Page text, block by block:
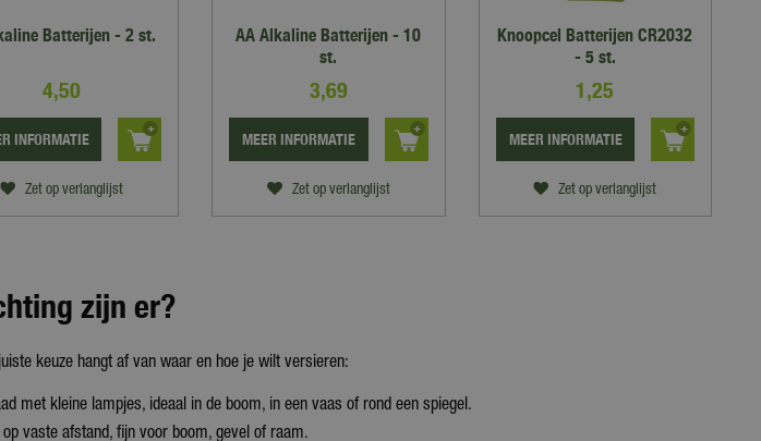
Batterijen - 2 st.
4,50
Zet op verlanglijst
INFORMATIE
AA Alkaline Batterijen - 10
st.
3,69
Zet op verlanglijst
MEER INFORMATIE
Knoopcel Batterijen CR2032
- 5 st.
1,25
Zet op verlanglijst
MEER INFORMATIE
zijn er?
keuze hangt af van waar en hoe je wilt versieren:
met kleine lampjes, ideaal in de boom, in een vaas of rond een spiegel.
vaste afstand, fijn voor boom, gevel of raam.